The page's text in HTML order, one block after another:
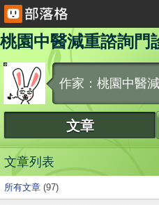
桃園中醫減重諮詢門
作家：桃園中醫
文章
文章列表
所有文章 (97)